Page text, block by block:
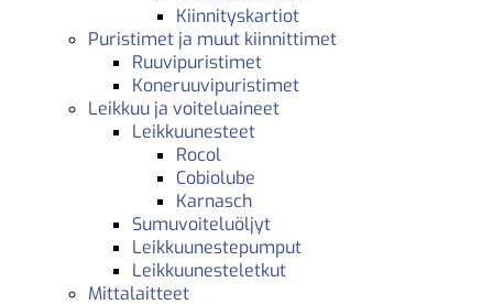
Kiinnityskartiot
Puristimet ja muut kiinnittimet
Ruuvipuristimet
Koneruuvipuristimet
Leikkuu ja voiteluaineet
Leikkuunesteet
Rocol
Cobiolube
Karnasch
Sumuvoiteluöljyt
Leikkuunestepumput
Leikkuunesteletkut
Mittalaitteet